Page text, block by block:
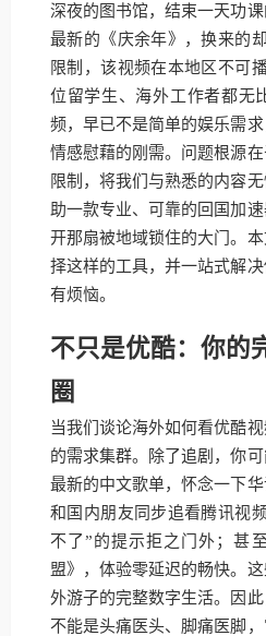
深夜的图书馆，结束一天功
最新的《庆余年》，换来的
限制，该视频在本地区不可
位留学生、海外工作者都无
频，早已不是简单的娱乐需
情感慰藉的刚需。问题根源
限制，将我们与熟悉的内容
助一款专业、可靠的回国加
开那扇被地域锁住的大门。
择这样的工具，并一站式解
有烦恼。
不只是优酷：你的
圈
当我们谈论海外如何看优酷
的需求集群。除了追剧，你
最新的中文歌单，怀念一下
和国内朋友同步追看腾讯视
不了”的提示拒之门外；甚
盟》，体验零延迟的畅快。
外游子的完整数字生活。因
不能是头痛医头、脚痛医脚